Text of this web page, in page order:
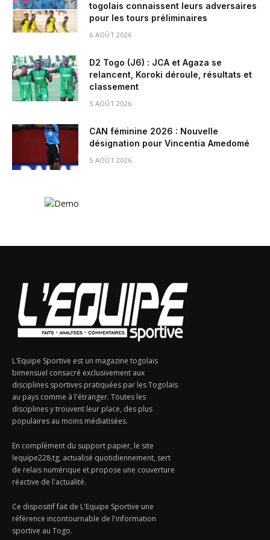
togolais connaissent leurs adversaires
pour les tours préliminaires
6 AOÛT 2026
D2 Togo (J6) : JCA et Agaza se
relancent, Koroki déroule, résultats et
classement
5 AOÛT 2026
CAN féminine 2026 : Nouvelle
désignation pour Vincentia Amedomé
5 AOÛT 2026
L'Equipe Sportive est un magazine togolais
bimensuel consacré exclusivement aux
disciplines sportives pratiquées par les Togolais
au pays comme à l'étranger. Toutes les
disciplines y trouvent leur place, des plus
populaires au moins médiatisées.
En complément du support papier, le site
lequipe228.tg, actualisé quotidiennement, sert
de relais numérique et propose une couverture
réactive de l'actualité.
Ce dispositif fait de L'Equipe Sportive une
référence incontournable de l'information
sportive au Togo.